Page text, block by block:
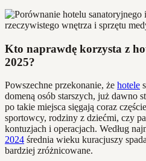
Kto naprawdę korzysta z
2025?
Powszechne przekonanie, że hotele
domeną osób starszych, już dawno
po takie miejsca sięgają coraz
sportowcy, rodziny z dziećmi, czy
kontuzjach i operacjach. Według
2024 średnia wieku kuracjuszy
bardziej zróżnicowane.